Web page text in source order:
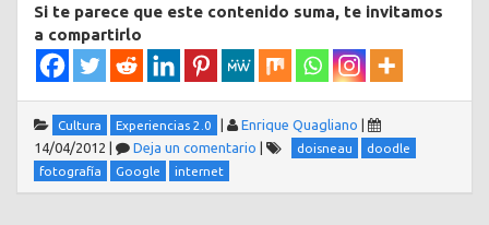
Si te parece que este contenido suma, te invitamos
a compartirlo
Cultura Experiencias 2.0 Enrique Quagliano
14/04/2012
Deja un comentario doisneau
doodle
fotografía
Google internet